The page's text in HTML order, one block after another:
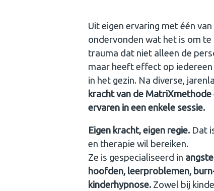
Uit eigen ervaring met één
ondervonden wat het is om te
trauma dat niet alleen de
maar heeft effect op iedereen
in het gezin. Na diverse,
kracht van de
ervaren in een enkele sessie.
Eigen kracht, eigen regie. Dat
en therapie wil bereiken.
Ze is gespecialiseerd in
hoofden, leerproblemen,
kinderhypnose. Zowel bij